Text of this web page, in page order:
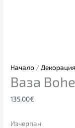
Начало / Декорация
Ваза
135.00€
Изчерпан